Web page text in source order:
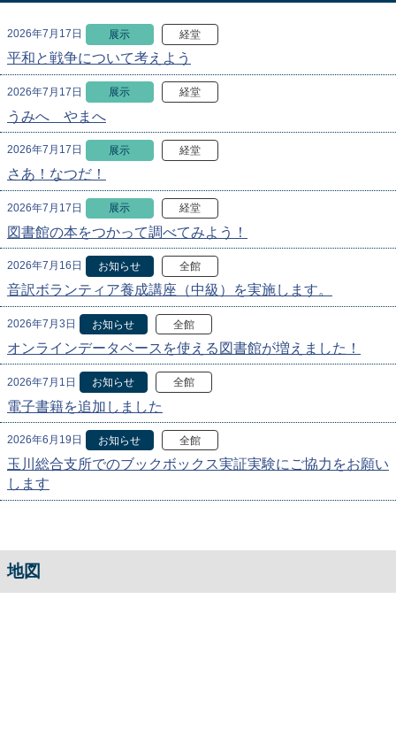
2026年7月17日 展示 経堂
平和と戦争について考えよう
2026年7月17日 展示 経堂
うみへ やまへ
2026年7月17日 展示 経堂
さあ！なつだ！
2026年7月17日 展示 経堂
図書館の本をつかって調べてみよう！
2026年7月16日 お知らせ 全館
音訳ボランティア養成講座（中級）を実施します。
2026年7月3日 お知らせ 全館
オンラインデータベースを使える図書館が増えました！
2026年7月1日 お知らせ 全館
電子書籍を追加しました
2026年6月19日 お知らせ 全館
玉川総合支所でのブックボックス実証実験にご協力をお願い
します
地図